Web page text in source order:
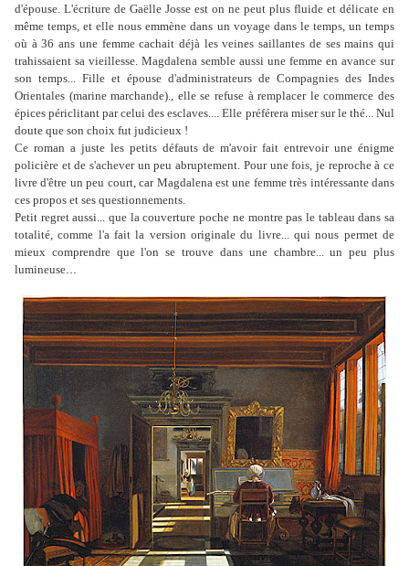
d'épouse. L'écriture de Gaëlle Josse est on ne peut plus fluide et délicate en
même temps, et elle nous emmène dans un voyage dans le temps, un temps
où à 36 ans une femme cachait déjà les veines saillantes de ses mains qui
trahissaient sa vieillesse. Magdalena semble aussi une femme en avance sur
son temps... Fille et épouse d'administrateurs de Compagnies des Indes
Orientales (marine marchande)., elle se refuse à remplacer le commerce des
épices périclitant par celui des esclaves.... Elle préférera miser sur le thé... Nul
doute que son choix fut judicieux !
Ce roman a juste les petits défauts de m'avoir fait entrevoir une énigme
policière et de s'achever un peu abruptement. Pour une fois, je reproche à ce
livre d'être un peu court, car Magdalena est une femme très intéressante dans
ces propos et ses questionnements.
Petit regret aussi... que la couverture poche ne montre pas le tableau dans sa
totalité, comme l'a fait la version originale du livre... qui nous permet de
mieux comprendre que l'on se trouve dans une chambre... un peu plus
lumineuse